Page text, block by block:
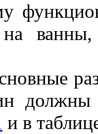
на
должны
и в